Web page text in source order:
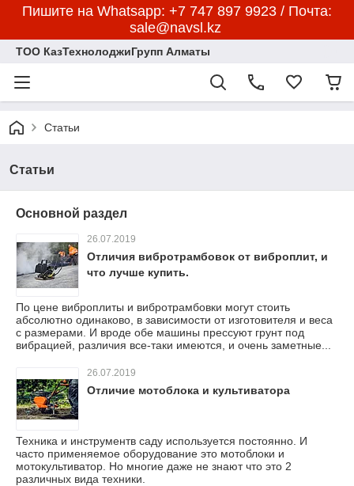
Пишите на Whatsapp: +7 747 897 9923 / Почта:
sale@navsl.kz
ТОО КазТехнолоджиГрупп Алматы
Статьи
Статьи
Основной раздел
26.07.2019
Отличия вибротрамбовок от виброплит, и
что лучше купить.
По цене виброплиты и вибротрамбовки могут стоить
абсолютно одинаково, в зависимости от изготовителя и веса
с размерами. И вроде обе машины прессуют грунт под
вибрацией, различия все-таки имеются, и очень заметные...
26.07.2019
Отличие мотоблока и культиватора
Техника и инструментв саду используется постоянно. И
часто применяемое оборудование это мотоблоки и
мотокультиватор. Но многие даже не знают что это 2
различных вида техники.